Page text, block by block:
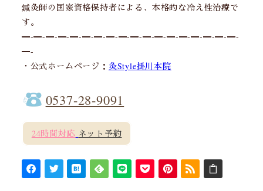
鍼灸師の国家資格保持者による、本格的な冷え性治療で
す。
━-━-━-━-━-━-━-━-━-━-━-━-━-━-━-━-━-━-
━-
・公式ホームページ： 灸Style掛川本院
0537-28-9091
24時間対応 ネット予約